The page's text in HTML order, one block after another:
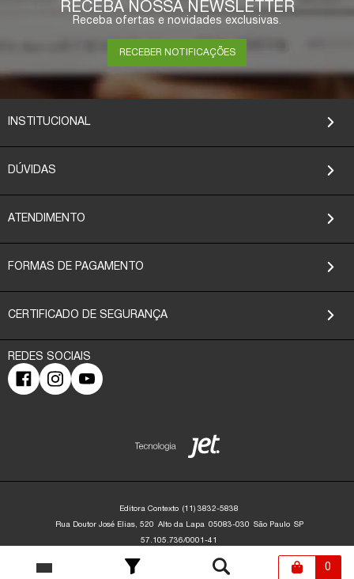
0
RECEBA NOSSA NEWSLETTER
Receba ofertas e novidades exclusivas.
RECEBER NOTIFICAÇÕES
INSTITUCIONAL
DÚVIDAS
ATENDIMENTO
FORMAS DE PAGAMENTO
CERTIFICADO DE SEGURANÇA
Editora Contexto (11) 3832-5838
Rua Doutor José Elias, 520 Alto da Lapa 05083-030 São Paulo SP
57.105.736/0001-41
Lapa - São Paulo/SP - 05083-030 | contato@editoracontexto.com.br | +55 11